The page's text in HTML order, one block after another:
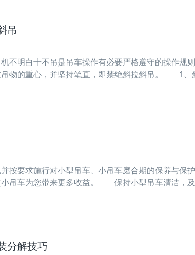
吊
明白十不吊是吊车操作有必要严格遵守的操作规
吊物的重心，并坚持笔直，即禁绝斜拉斜吊。 1
要求施行对小型吊车、小吊车磨合期的保养与保
吊车为您带来更多收益。 保持小型吊车清洁，及
分解技巧